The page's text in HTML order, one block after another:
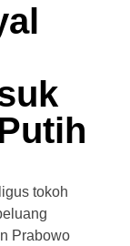
tokoh
Prabowo